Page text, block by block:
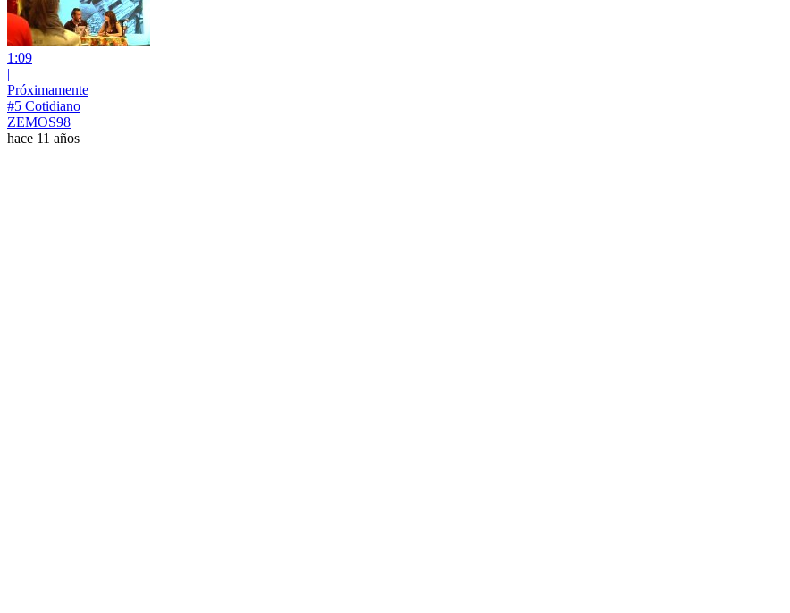
1:09
|
Próximamente
#5 Cotidiano
ZEMOS98
hace 11 años